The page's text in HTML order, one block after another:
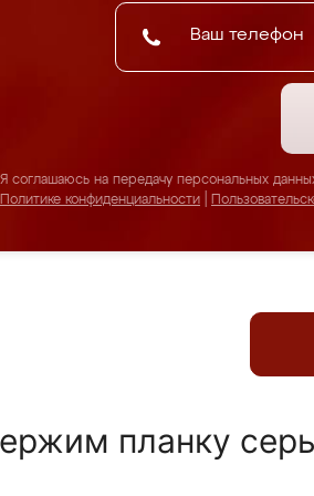
Я соглашаюсь на передачу персональных
Политике конфиденциальности
планку